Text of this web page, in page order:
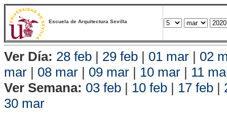
Escuela de Arquitectura Sevilla
Ver Día: 28 feb | 29 feb | 01 mar | 02
mar | 08 mar | 09 mar | 10 mar | 11
Ver Semana: 03 feb | 10 feb | 17 feb |
30 mar